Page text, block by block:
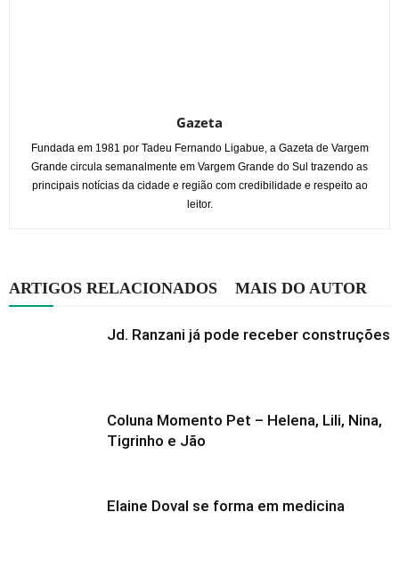
Gazeta
Fundada em 1981 por Tadeu Fernando Ligabue, a Gazeta de Vargem
Grande circula semanalmente em Vargem Grande do Sul trazendo as
principais notícias da cidade e região com credibilidade e respeito ao
leitor.
ARTIGOS RELACIONADOS MAIS DO AUTOR
Jd. Ranzani já pode receber construções
Coluna Momento Pet – Helena, Lili, Nina,
Tigrinho e Jão
Elaine Doval se forma em medicina